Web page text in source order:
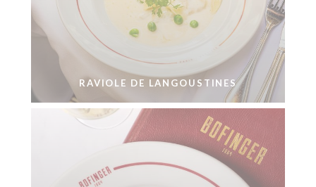
RAVIOLE DE LANGOUSTINES